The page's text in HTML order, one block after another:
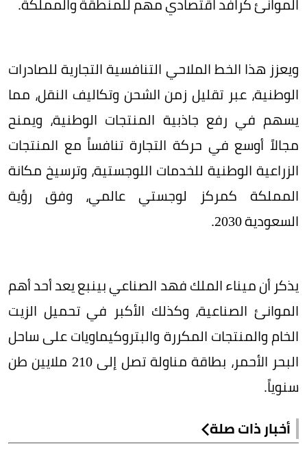
ويعزز هذا الخط الملاحي التنافسية التجارية للصادرات
الوطنية، عبر تقليل زمن الشحن وتكاليف النقل، مما
يسهم في رفع جاذبية المنتجات الوطنية، ويمنح
مجالاً أوسع في حركة التجارة تنافساً مع المنتجات
الزراعية الوطنية للخدمات اللوجستية، وترسيخ مكانة
المملكة كمركز لوجستي عالمي، وفق رؤية
السعودية 2030.
يذكر أن ميناء الملك فهد الصناعي بينبع يعد أحد أهم
الموانئ الصناعية، وكذلك الأكبر في تحميل الزيت
الخام والمنتجات المكررة والبتروكيماويات على ساحل
البحر الأحمر، بطاقة مناولة تصل إلى 210 ملايين طن
سنوياً.
أخبار ذات صلة